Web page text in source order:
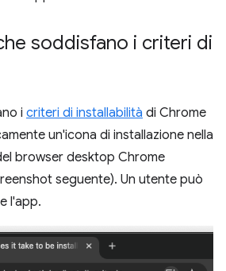
soddisfano i criteri di
i criteri di installabilità di Chrome
un'icona di installazione nella
browser desktop Chrome
seguente). Un utente può
l'app.